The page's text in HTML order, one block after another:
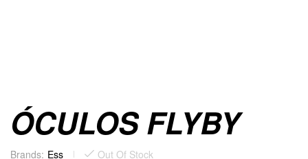
ÓCULOS FLYBY
Brands: Ess Out Of Stock